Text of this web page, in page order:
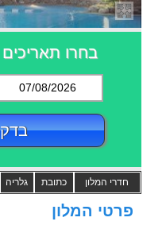
בחרו
07/08/2026
גלריה כתובת חדרי המלון
פרטי המלון